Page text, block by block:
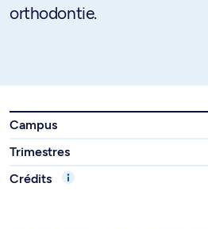
orthodontie.
Campus
Trimestres
Crédits